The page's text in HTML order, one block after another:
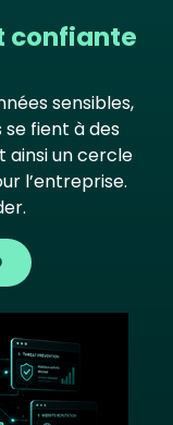
confiante
sensibles,
se fient à des
ainsi un cercle
l’entreprise.